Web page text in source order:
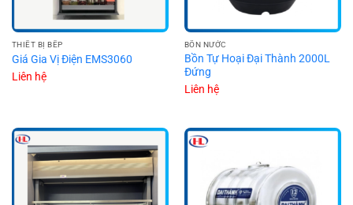
THIẾT BỊ BẾP
Giá Gia Vị Điện EMS3060
Liên hệ
BỒN NƯỚC
Bồn Tự Hoại Đại Thành 2000L
Đứng
Liên hệ